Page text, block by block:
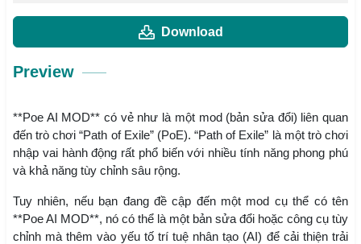
Download
Preview
**Poe AI MOD** có vẻ như là một mod (bản sửa đổi) liên quan
đến trò chơi “Path of Exile” (PoE). “Path of Exile” là một trò chơi
nhập vai hành động rất phổ biến với nhiều tính năng phong phú
và khả năng tùy chỉnh sâu rộng.
Tuy nhiên, nếu bạn đang đề cập đến một mod cụ thể có tên
**Poe AI MOD**, nó có thể là một bản sửa đổi hoặc công cụ tùy
chỉnh mà thêm vào yếu tố trí tuệ nhân tạo (AI) để cải thiện trải